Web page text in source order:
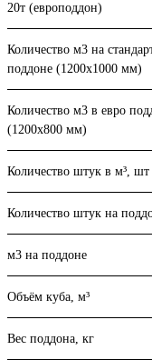
20т (европоддон)
Количество м3 на
поддоне (1200x1000 мм)
Количество м3 в евро
(1200x800 мм)
Количество штук в м³, шт
Количество штук на
м3 на поддоне
Объём куба, м³
Вес поддона, кг